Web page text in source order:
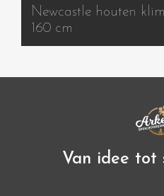
Newcastle houten
160 cm
Van idee tot